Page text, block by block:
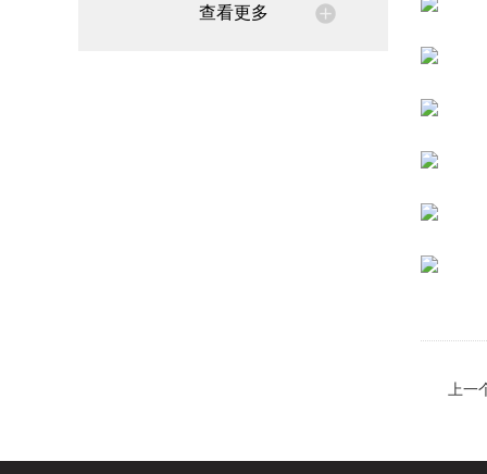
查看更多
上一